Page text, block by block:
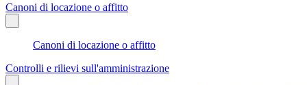
Canoni di locazione o affitto
Canoni di locazione o affitto
Controlli e rilievi sull'amministrazione